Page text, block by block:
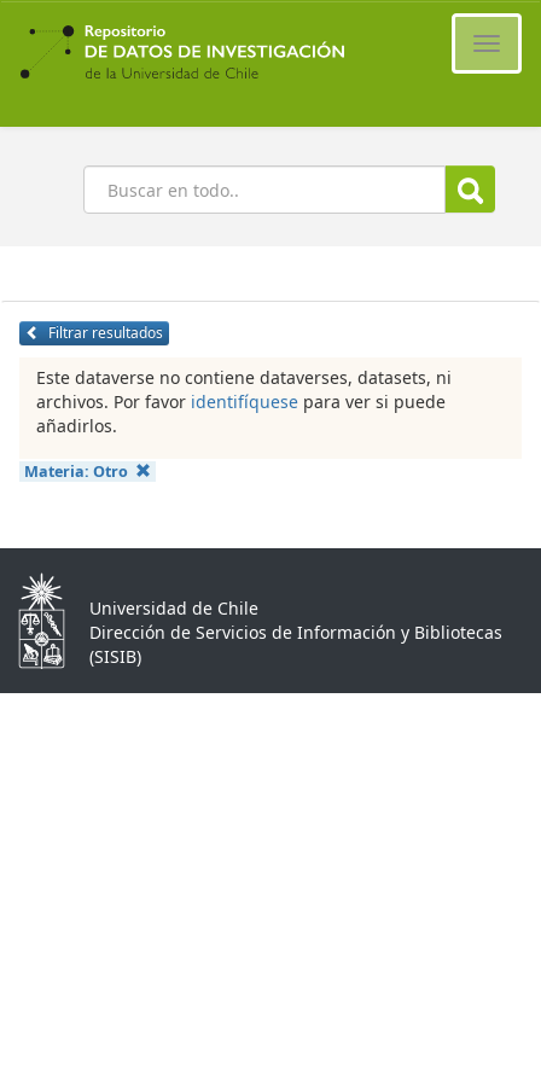
Ir
contenido
principal
Buscar
Filtrar resultados
Este dataverse no contiene dataverses, datasets, ni
archivos. Por favor identifíquese para ver si puede
añadirlos.
Materia: Otro
Universidad de Chile
Dirección de Servicios de Información y Bibliotecas
(SISIB)